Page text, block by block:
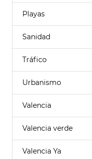
Playas
Sanidad
Tráfico
Urbanismo
Valencia
Valencia verde
Valencia Ya